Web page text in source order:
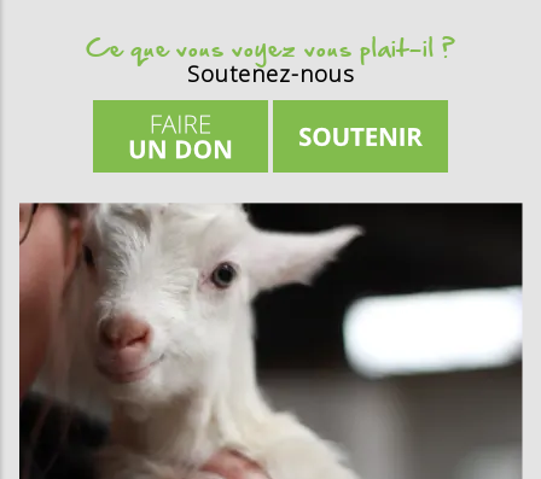
Ce que vous voyez vous plait-il ?
Soutenez-nous